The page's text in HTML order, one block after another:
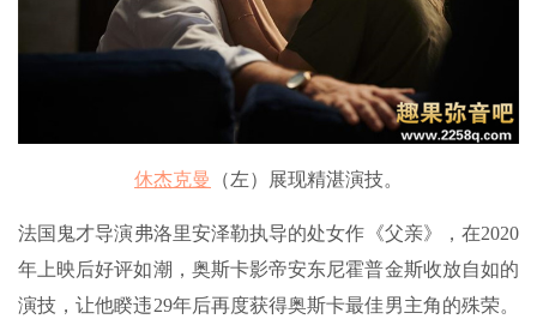
休杰克曼 （左）展现精湛演技。
法国鬼才导演弗洛里安泽勒执导的处女作《父亲》，在2020
年上映后好评如潮，奥斯卡影帝安东尼霍普金斯收放自如的
演技，让他睽违29年后再度获得奥斯卡最佳男主角的殊荣。